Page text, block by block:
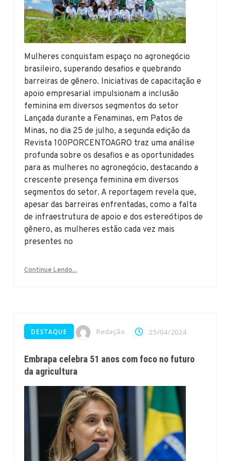
Mulheres conquistam espaço no agronegócio
brasileiro, superando desafios e quebrando
barreiras de gênero. Iniciativas de capacitação e
apoio empresarial impulsionam a inclusão
feminina em diversos segmentos do setor
Lançada durante a Fenaminas, em Patos de
Minas, no dia 25 de julho, a segunda edição da
Revista 100PORCENTOAGRO traz uma análise
profunda sobre os desafios e as oportunidades
para as mulheres no agronegócio, destacando a
crescente presença feminina em diversos
segmentos do setor. A reportagem revela que,
apesar das barreiras enfrentadas, como a falta
de infraestrutura de apoio e dos estereótipos de
gênero, as mulheres estão cada vez mais
presentes no
Continue Lendo...
DESTAQUE Redação 25/04/2024
Embrapa celebra 51 anos com foco no futuro
da agricultura